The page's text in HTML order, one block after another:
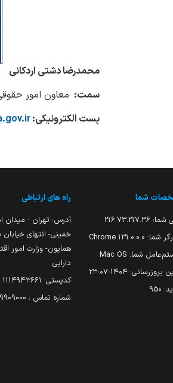
محمدرضا دشتی اردکانی
سمت: معاون امور
پست الکترونیکی:
شما
شما: 216.73.217.36
شما: 131.0.0.0 Chrome
شما: Mac OS
بروزرسانی: ۱۴۰۴-۰۷-۲۳
950
راه های ارتباطی
آدرس: تهران - میدان
خمینی- انتهای خیابان
همایون- وزارت امور
دارایی
کدپستی: ۱۱۱۴۹۴۳۶۶۱
شماره تماس : 39909000